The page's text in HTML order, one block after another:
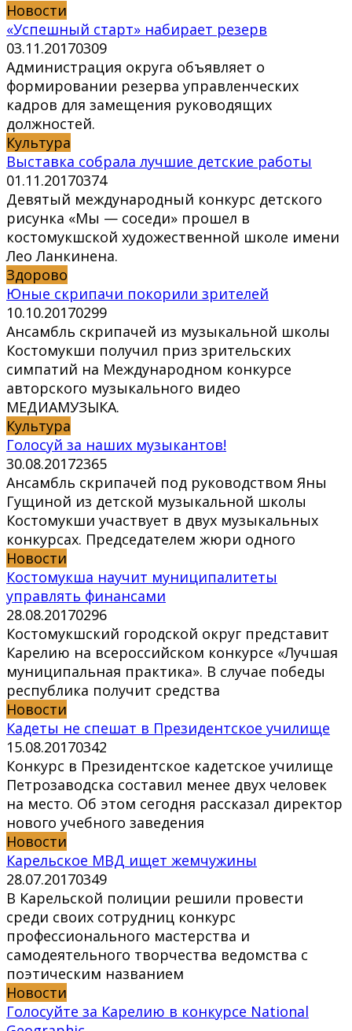
Новости
«Успешный старт» набирает резерв
03.11.20170309
Администрация округа объявляет о
формировании резерва управленческих
кадров для замещения руководящих
должностей.
Культура
Выставка собрала лучшие детские работы
01.11.20170374
Девятый международный конкурс детского
рисунка «Мы — соседи» прошел в
костомукшской художественной школе имени
Лео Ланкинена.
Здорово
Юные скрипачи покорили зрителей
10.10.20170299
Ансамбль скрипачей из музыкальной школы
Костомукши получил приз зрительских
симпатий на Международном конкурсе
авторского музыкального видео
МЕДИАМУЗЫКА.
Культура
Голосуй за наших музыкантов!
30.08.20172365
Ансамбль скрипачей под руководством Яны
Гущиной из детской музыкальной школы
Костомукши участвует в двух музыкальных
конкурсах. Председателем жюри одного
Новости
Костомукша научит муниципалитеты
управлять финансами
28.08.20170296
Костомукшский городской округ представит
Карелию на всероссийском конкурсе «Лучшая
муниципальная практика». В случае победы
республика получит средства
Новости
Кадеты не спешат в Президентское училище
15.08.20170342
Конкурс в Президентское кадетское училище
Петрозаводска составил менее двух человек
на место. Об этом сегодня рассказал директор
нового учебного заведения
Новости
Карельское МВД ищет жемчужины
28.07.20170349
В Карельской полиции решили провести
среди своих сотрудниц конкурс
профессионального мастерства и
самодеятельного творчества ведомства с
поэтическим названием
Новости
Голосуйте за Карелию в конкурсе National